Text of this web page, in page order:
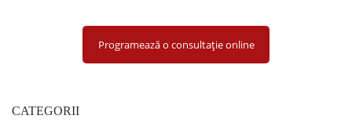
Programează o consultație online
CATEGORII